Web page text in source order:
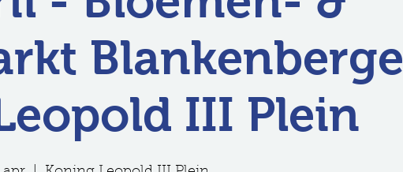
Blankenberge
III Plein